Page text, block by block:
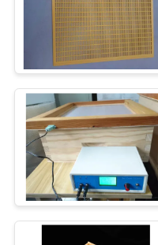
SITIO
PRIVACY
POLICY